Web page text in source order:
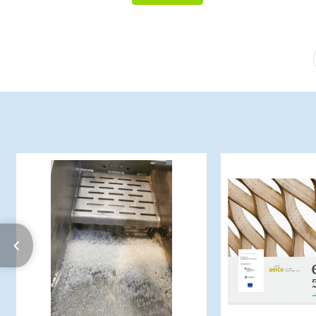
Makroplas S.L. nace en 1989 con la
filosofía de fabricar productos
reciclables con material reciclado.
Comprometida con la sostenibilidad
y el medio ambiente, en sus
instalaciones cuenta con su propia
recicladora, donde se aprovechan las
proyecto que
facilitar a las
y experiencias
cambio en su
actuación al
de ecodiseño
procesos y